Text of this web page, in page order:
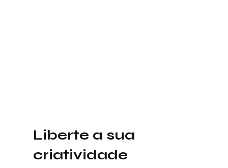
Liberte a sua
criatividade